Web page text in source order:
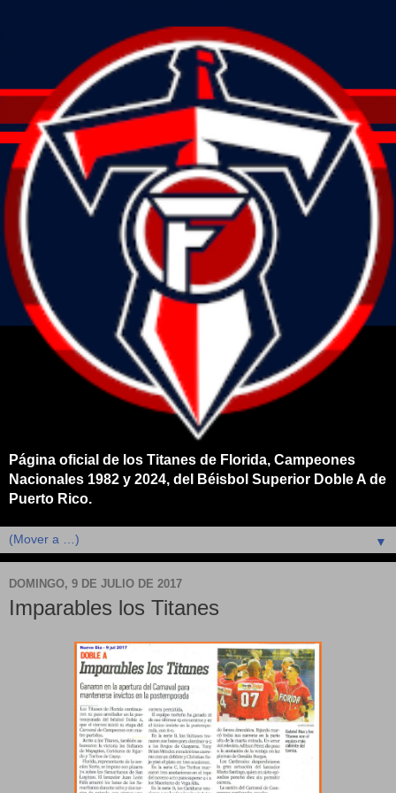
Página oficial de los Titanes de Florida, Campeones
Nacionales 1982 y 2024, del Béisbol Superior Doble A de
Puerto Rico.
▼
DOMINGO, 9 DE JULIO DE 2017
Imparables los Titanes